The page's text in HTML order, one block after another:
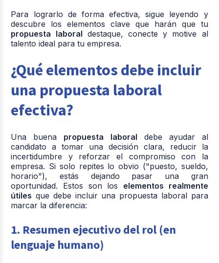
Para lograrlo de forma efectiva, sigue leyendo y
descubre los elementos clave que harán que tu
propuesta laboral destaque, conecte y motive al
talento ideal para tu empresa.
¿Qué elementos debe incluir
una propuesta laboral
efectiva?
Una buena propuesta laboral debe ayudar al
candidato a tomar una decisión clara, reducir la
incertidumbre y reforzar el compromiso con la
empresa. Si solo repites lo obvio ("puesto, sueldo,
horario"), estás dejando pasar una gran
oportunidad. Estos son los elementos realmente
útiles que debe incluir una propuesta laboral para
marcar la diferencia:
1. Resumen ejecutivo del rol (en
lenguaje humano)